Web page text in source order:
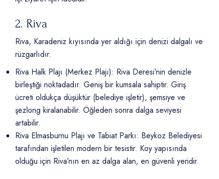
2. Riva
Riva, Karadeniz kıyısında yer aldığı için denizi dalgalı ve
rüzgarlıdır.
Riva Halk Plajı (Merkez Plajı): Riva Deresi’nin denizle
birleştiği noktadadır. Geniş bir kumsala sahiptir. Giriş
ücreti oldukça düşüktür (belediye işletir), şemsiye ve
şezlong kiralanabilir. Öğleden sonra dalga seviyesi
artabilir.
Riva Elmasburnu Plajı ve Tabiat Parkı: Beykoz Belediyesi
tarafından işletilen modern bir tesistir. Koy yapısında
olduğu için Riva’nın en az dalga alan, en güvenli yeridir.